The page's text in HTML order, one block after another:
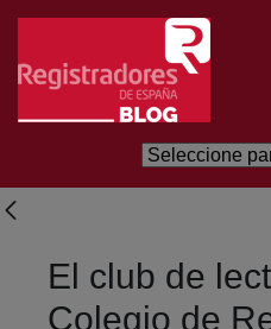
Salta al contingut principal
El club de
Colegio de